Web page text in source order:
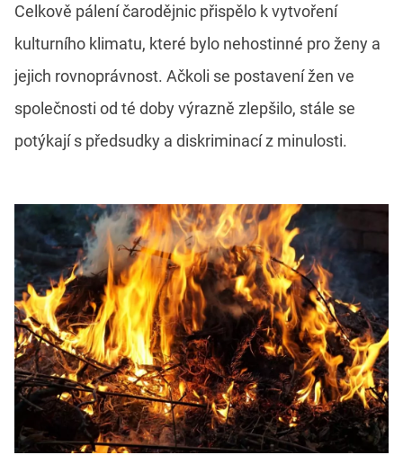
Celkově pálení čarodějnic přispělo k vytvoření
kulturního klimatu, které bylo nehostinné pro ženy a
jejich rovnoprávnost. Ačkoli se postavení žen ve
společnosti od té doby výrazně zlepšilo, stále se
potýkají s předsudky a diskriminací z minulosti.